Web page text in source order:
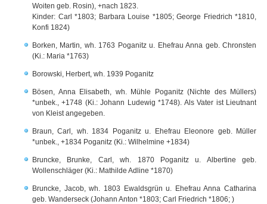
Woiten geb. Rosin), +nach 1823.
Kinder: Carl *1803; Barbara Louise *1805; George Friedrich *1810,
Konfi 1824)
Borken, Martin, wh. 1763 Poganitz u. Ehefrau Anna geb. Chronsten
(Ki.: Maria *1763)
Borowski, Herbert, wh. 1939 Poganitz
Bösen, Anna Elisabeth, wh. Mühle Poganitz (Nichte des Müllers)
*unbek., +1748 (Ki.: Johann Ludewig *1748). Als Vater ist Lieutnant
von Kleist angegeben.
Braun, Carl, wh. 1834 Poganitz u. Ehefrau Eleonore geb. Müller
*unbek., +1834 Poganitz (Ki.: Wilhelmine +1834)
Bruncke, Brunke, Carl, wh. 1870 Poganitz u. Albertine geb.
Wollenschläger (Ki.: Mathilde Adline *1870)
Bruncke, Jacob, wh. 1803 Ewaldsgrün u. Ehefrau Anna Catharina
geb. Wanderseck (Johann Anton *1803; Carl Friedrich *1806; )